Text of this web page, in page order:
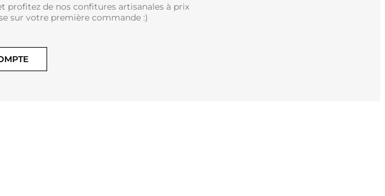
profitez de nos confitures artisanales à prix
sur votre première commande :)